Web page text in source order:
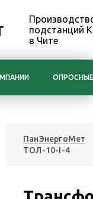
подстанций
в Чите
ПанЭнергоМет
ТОЛ-10-I-4